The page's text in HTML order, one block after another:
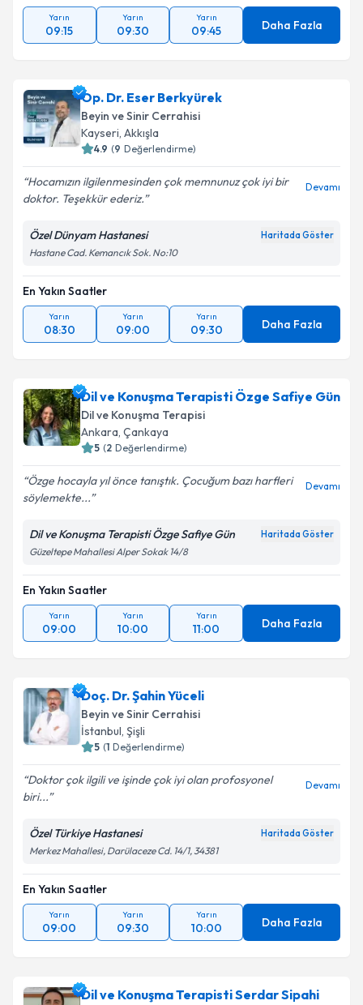
Yarın
09:15
Yarın
09:30
Yarın
09:45 Daha Fazla
Op. Dr. Eser Berkyürek
Beyin ve Sinir Cerrahisi
Kayseri, Akkışla
4.9 (9 Değerlendirme)
Hocamızın ilgilenmesinden çok memnunuz çok iyi bir
doktor. Teşekkür ederiz.
Devamı
Özel Dünyam Hastanesi Haritada Göster
Hastane Cad. Kemancık Sok. No:10
En Yakın Saatler
Yarın
08:30
Yarın
09:00
Yarın
09:30 Daha Fazla
Dil ve Konuşma Terapisti Özge Safiye Gün
Dil ve Konuşma Terapisi
Ankara, Çankaya
5 (2 Değerlendirme)
Özge hocayla yıl önce tanıştık. Çocuğum bazı harfleri
söylemekte...
Devamı
Dil ve Konuşma Terapisti Özge Safiye Gün Haritada Göster
Güzeltepe Mahallesi Alper Sokak 14/8
En Yakın Saatler
Yarın
09:00
Yarın
10:00
Yarın
11:00 Daha Fazla
Doç. Dr. Şahin Yüceli
Beyin ve Sinir Cerrahisi
İstanbul, Şişli
5 (1 Değerlendirme)
Doktor çok ilgili ve işinde çok iyi olan profosyonel
biri...
Devamı
Özel Türkiye Hastanesi Haritada Göster
Merkez Mahallesi, Darülaceze Cd. 14/1, 34381
En Yakın Saatler
Yarın
09:00
Yarın
09:30
Yarın
10:00 Daha Fazla
Dil ve Konuşma Terapisti Serdar Sipahi